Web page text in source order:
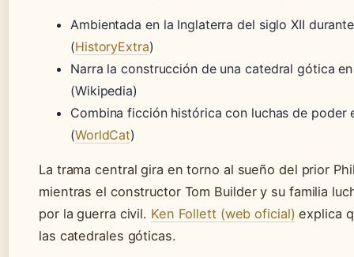
Ambientada en la Inglaterra del siglo XII
(HistoryExtra)
Narra la construcción de una catedral gótica
(Wikipedia)
Combina ficción histórica con luchas de poder
(WorldCat)
La trama central gira en torno al sueño del prior
mientras el constructor Tom Builder y su familia
por la guerra civil. Ken Follett (web oficial) explica
las catedrales góticas.